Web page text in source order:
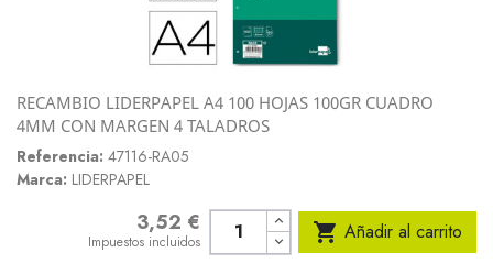
RECAMBIO LIDERPAPEL A4 100 HOJAS 100GR CUADRO
4MM CON MARGEN 4 TALADROS
Referencia: 47116-RA05
Marca: LIDERPAPEL
3,52 €
Impuestos incluidos  Añadir al carrito